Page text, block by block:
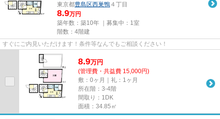
東京都豊島区西巣鴨 ４丁目
8.9万円
築年数：築10年 ｜募集中： 1室
階数：4階建
すぐにご内見いただけます！条件等なんでもご相談ください！
8.9万円
(管理費・共益費 15,000円)
敷：0ヶ月｜礼：1ヶ月
所在階：3-4階
間取り：1DK
面積：34.85㎡